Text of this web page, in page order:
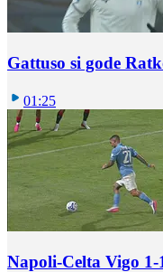
Gattuso si gode
01:25
Napoli-Celta Vigo